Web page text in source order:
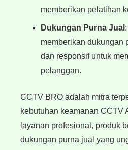
memberikan pelatihan
Dukungan Purna Jual
memberikan dukungan
dan responsif untuk
pelanggan.
CCTV BRO adalah mitra
kebutuhan keamanan CCTV
layanan profesional, produk
dukungan purna jual yang